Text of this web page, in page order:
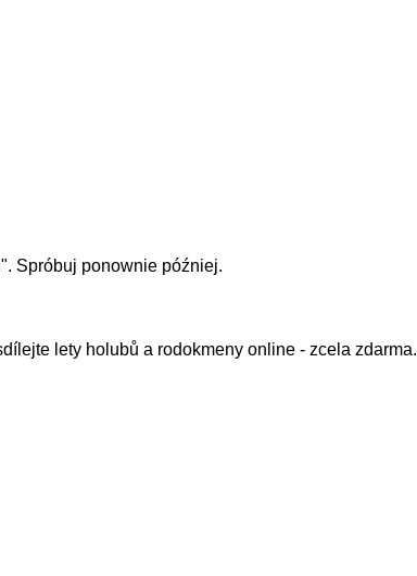
". Spróbuj ponownie później.
lety holubů a rodokmeny online - zcela zdarma.